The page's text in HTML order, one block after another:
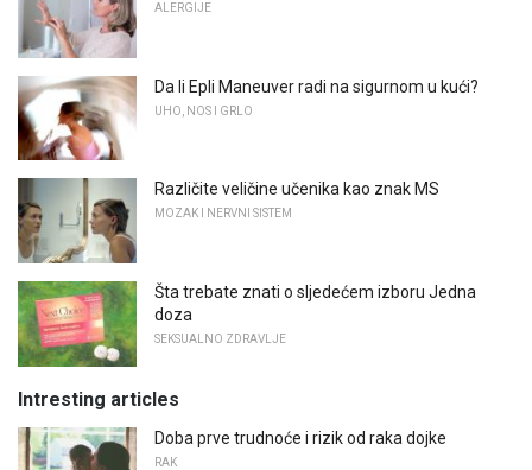
ALERGIJE
Da li Epli Maneuver radi na sigurnom u kući?
UHO, NOS I GRLO
Različite veličine učenika kao znak MS
MOZAK I NERVNI SISTEM
Šta trebate znati o sljedećem izboru Jedna
doza
SEKSUALNO ZDRAVLJE
Intresting articles
Doba prve trudnoće i rizik od raka dojke
RAK